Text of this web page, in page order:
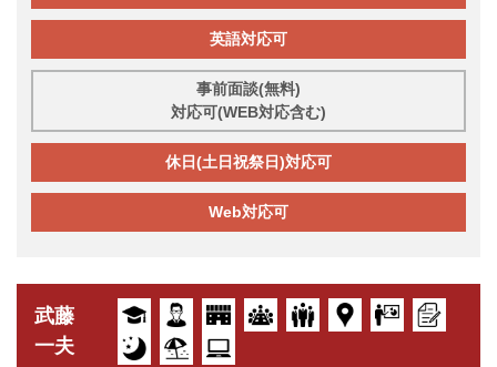
英語対応可
事前面談(無料)
対応可(WEB対応含む)
休日(土日祝祭日)対応可
Web対応可
武藤
一夫